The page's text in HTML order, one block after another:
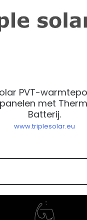
PVT-
met
Batterij.
www.triplesolar.eu